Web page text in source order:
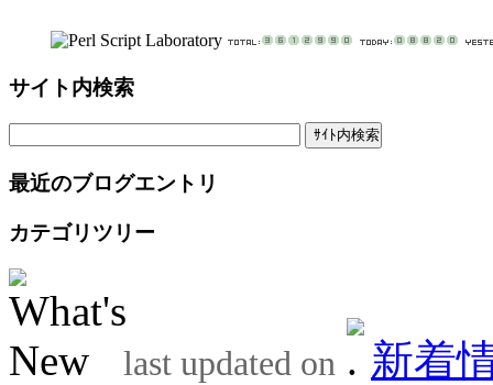
サイト内検索
最近のブログエントリ
カテゴリツリー
last updated on
新着